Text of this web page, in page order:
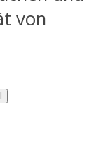
von